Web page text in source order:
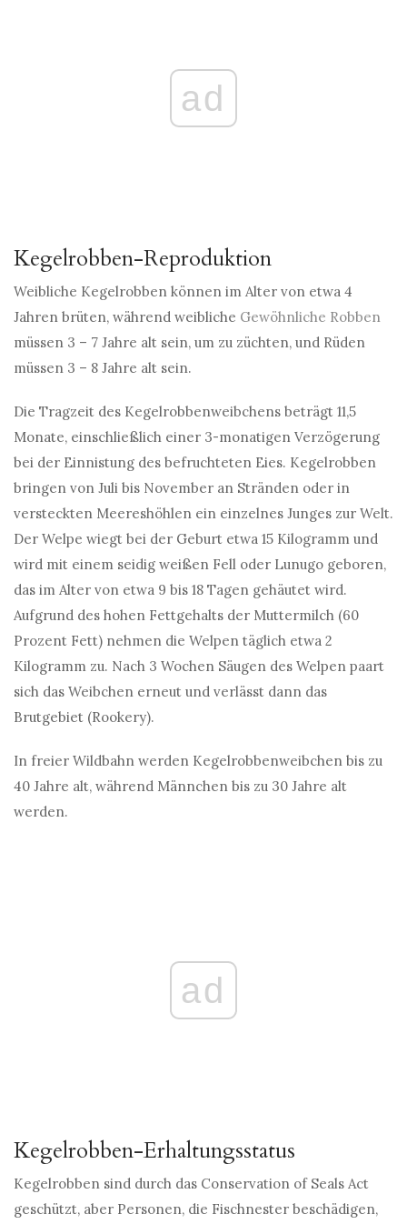
ad
Kegelrobben-Reproduktion
Weibliche Kegelrobben können im Alter von etwa 4
Jahren brüten, während weibliche Gewöhnliche Robben
müssen 3 – 7 Jahre alt sein, um zu züchten, und Rüden
müssen 3 – 8 Jahre alt sein.
Die Tragzeit des Kegelrobbenweibchens beträgt 11,5
Monate, einschließlich einer 3-monatigen Verzögerung
bei der Einnistung des befruchteten Eies. Kegelrobben
bringen von Juli bis November an Stränden oder in
versteckten Meereshöhlen ein einzelnes Junges zur Welt.
Der Welpe wiegt bei der Geburt etwa 15 Kilogramm und
wird mit einem seidig weißen Fell oder Lunugo geboren,
das im Alter von etwa 9 bis 18 Tagen gehäutet wird.
Aufgrund des hohen Fettgehalts der Muttermilch (60
Prozent Fett) nehmen die Welpen täglich etwa 2
Kilogramm zu. Nach 3 Wochen Säugen des Welpen paart
sich das Weibchen erneut und verlässt dann das
Brutgebiet (Rookery).
In freier Wildbahn werden Kegelrobbenweibchen bis zu
40 Jahre alt, während Männchen bis zu 30 Jahre alt
werden.
ad
Kegelrobben-Erhaltungsstatus
Kegelrobben sind durch das Conservation of Seals Act
geschützt, aber Personen, die Fischnester beschädigen,